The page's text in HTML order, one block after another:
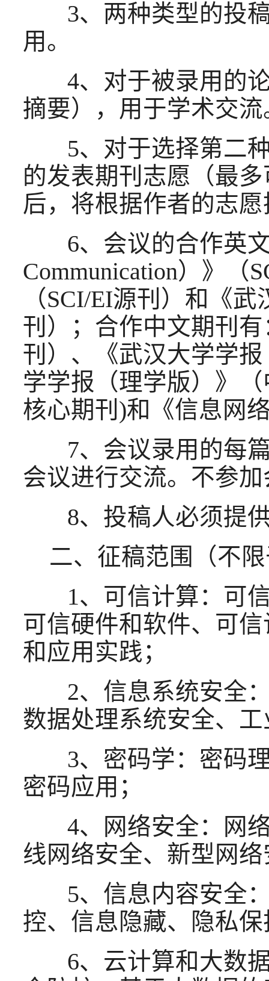
3、两种类型的投
用。
4、对于被录用的
摘要），用于学术交流
5、对于选择第二
的发表期刊志愿（最
后，将根据作者的志
6、会议的合作英
Communication）》（
（SCI/EI源刊）和《
刊）；合作中文期刊
刊）、《武汉大学学
学学报（理学版）》
核心期刊)和《信息网
7、会议录用的每
会议进行交流。不参
8、投稿人必须提
二、征稿范围（不
1、可信计算：可
可信硬件和软件、可
和应用实践；
2、信息系统安全
数据处理系统安全、
3、密码学：密码
密码应用；
4、网络安全：网
线网络安全、新型网
5、信息内容安全
控、信息隐藏、隐私保
6、云计算和大数